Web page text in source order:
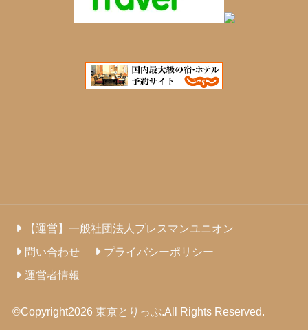
【運営】一般社団法人プレスマンユニオン
問い合わせ
プライバシーポリシー
運営者情報
©Copyright2026 東京とりっぷ.All Rights Reserved.